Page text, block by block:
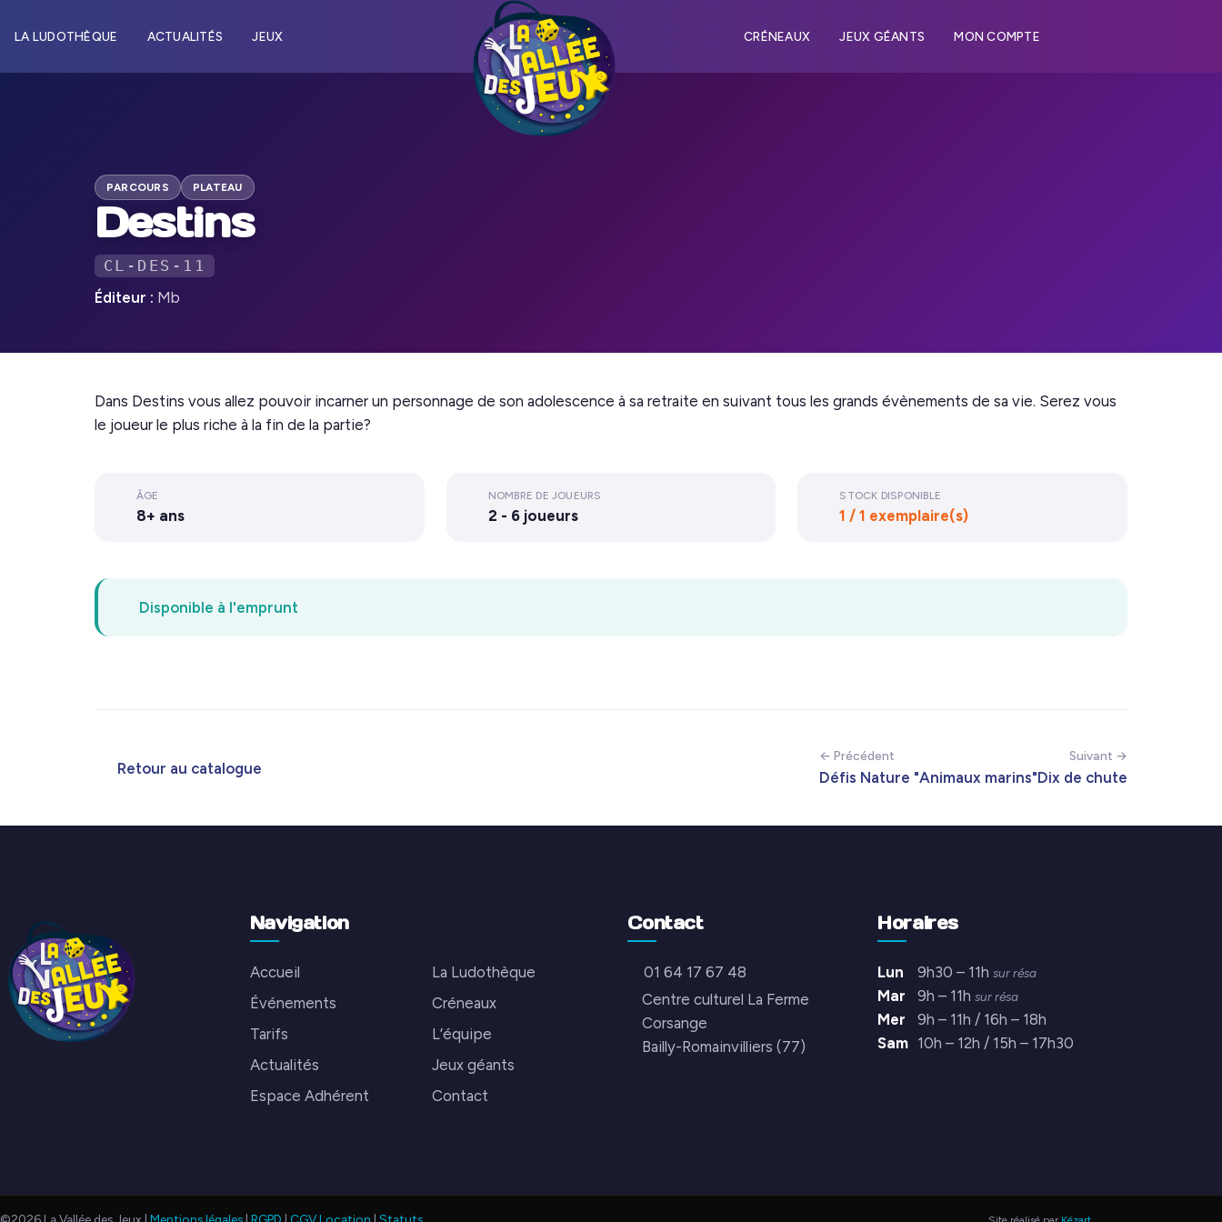
LA LUDOTHÈQUE ACTUALITÉS JEUX CRÉNEAUX JEUX GÉANTS MON COMPTE
PARCOURS PLATEAU
Destins
CL-DES-11
Éditeur : Mb
Dans Destins vous allez pouvoir incarner un personnage de son adolescence à sa retraite en suivant tous les grands évènements de sa vie. Serez vous
le joueur le plus riche à la fin de la partie?
ÂGE
8+ ans
NOMBRE DE JOUEURS
2 - 6 joueurs
STOCK DISPONIBLE
1 / 1 exemplaire(s)
Disponible à l'emprunt
Retour au catalogue
← Précédent
Défis Nature "Animaux marins"
Suivant →
Dix de chute
Navigation
Accueil
La Ludothèque
Événements
Créneaux
Tarifs
L’équipe
Actualités
Jeux géants
Espace Adhérent
Contact
Contact
01 64 17 67 48
Centre culturel La Ferme
Corsange
Bailly-Romainvilliers (77)
Horaires
Lun 9h30 – 11hsur résa
Mar 9h – 11hsur résa
Mer
9h – 11h / 16h – 18h
Sam 10h – 12h / 15h – 17h30